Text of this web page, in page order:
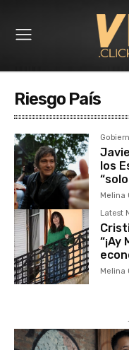
Riesgo País
los
Melina
Latest
Melina